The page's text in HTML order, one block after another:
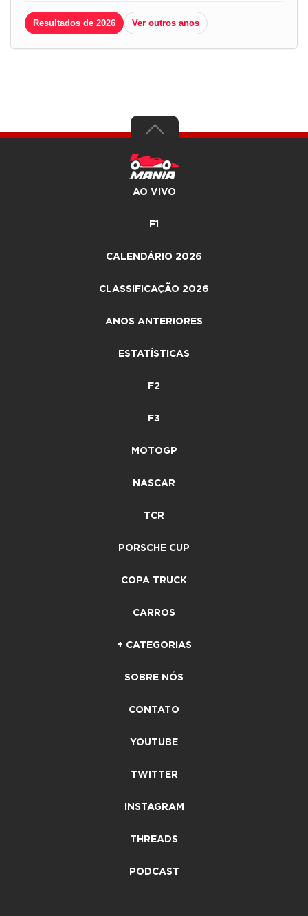
Resultados de 2026 Ver outros anos
AO VIVO
F1
CALENDÁRIO 2026
CLASSIFICAÇÃO 2026
ANOS ANTERIORES
ESTATÍSTICAS
F2
F3
MOTOGP
NASCAR
TCR
PORSCHE CUP
COPA TRUCK
CARROS
+ CATEGORIAS
SOBRE NÓS
CONTATO
YOUTUBE
TWITTER
INSTAGRAM
THREADS
PODCAST